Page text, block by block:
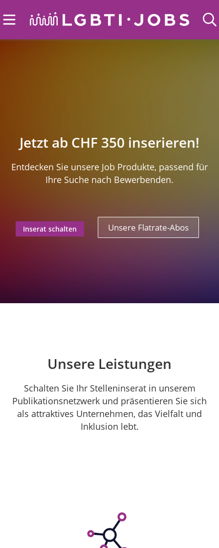
Jetzt ab CHF 350 inserieren!
Entdecken Sie unsere Job Produkte, passend für
Ihre Suche nach Bewerbenden.
Inserat schalten Unsere Flatrate-Abos
Unsere Leistungen
Schalten Sie Ihr Stelleninserat in unserem
Publikationsnetzwerk und präsentieren Sie sich
als attraktives Unternehmen, das Vielfalt und
Inklusion lebt.